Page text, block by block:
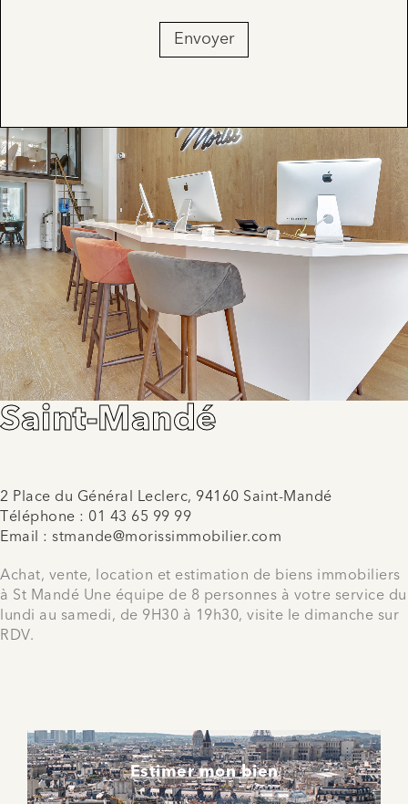
Envoyer
Saint-Mandé
2 Place du Général Leclerc, 94160 Saint-Mandé
Téléphone : 01 43 65 99 99
Email : stmande@morissimmobilier.com
Achat, vente, location et estimation de biens immobiliers
à St Mandé Une équipe de 8 personnes à votre service du
lundi au samedi, de 9H30 à 19h30, visite le dimanche sur
RDV.
Estimer mon bien